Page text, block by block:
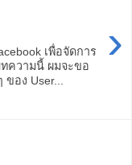
›
เพื่อจัดการ
ความนี้ ผมจะขอ
อง User...